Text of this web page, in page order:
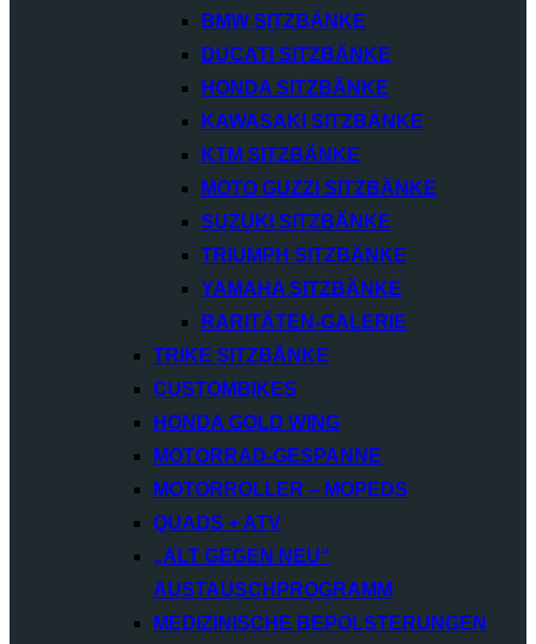
BMW SITZBÄNKE
DUCATI SITZBÄNKE
HONDA SITZBÄNKE
KAWASAKI SITZBÄNKE
KTM SITZBÄNKE
MOTO GUZZI SITZBÄNKE
SUZUKI SITZBÄNKE
TRIUMPH SITZBÄNKE
YAMAHA SITZBÄNKE
RARITÄTEN-GALERIE
TRIKE SITZBÄNKE
CUSTOMBIKES
HONDA GOLD WING
MOTORRAD-GESPANNE
MOTORROLLER – MOPEDS
QUADS + ATV
„ALT GEGEN NEU“
AUSTAUSCHPROGRAMM
MEDIZINISCHE BEPOLSTERUNGEN